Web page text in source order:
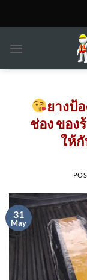
ยางป้
ช่อง ของ
ให้
31
May